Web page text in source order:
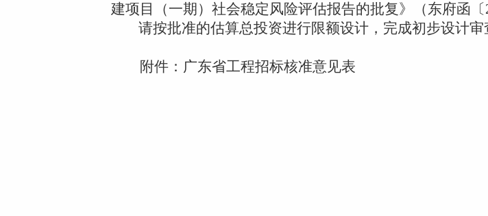
建项目（一期）社会稳定风险评估报告的批复》（东府函〔
请按批准的估算总投资进行限额设计，完成初步设计审
附件：广东省工程招标核准意见表